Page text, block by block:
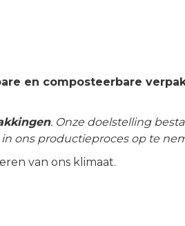
en composteerbare
. Onze doelstelling
ons productieproces op te
van ons klimaat.